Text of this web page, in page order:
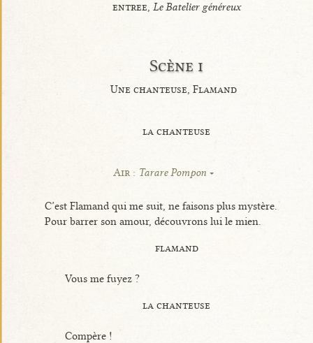
entree, Le Batelier généreux
Scène i
Une chanteuse, Flamand
la chanteuse
Air : Tarare Pompon
C’est Flamand qui me suit, ne faisons plus mystère.
Pour barrer son amour, découvrons lui le mien.
flamand
Vous me fuyez ?
la chanteuse
Compère !